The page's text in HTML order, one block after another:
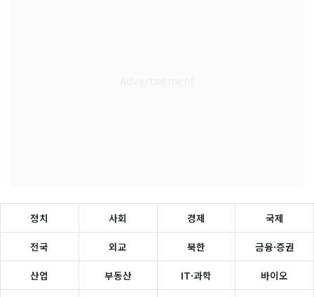
정치 사회 경제 국제
전국 외교 북한 금융·증권
산업 부동산 IT·과학 바이오